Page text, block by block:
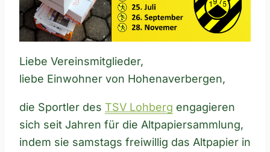
Liebe Vereinsmitglieder,
liebe Einwohner von Hohenaverbergen,
die Sportler des TSV Lohberg engagieren
sich seit Jahren für die Altpapiersammlung,
indem sie samstags freiwillig das Altpapier in